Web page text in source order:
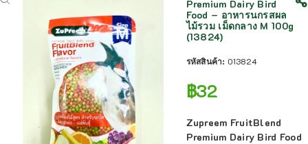
Premium Dairy Bird
Food – อาหารนกรสผล
ไม้รวม เม็ดกลาง M 100g
(13824)
รหัสสินค้า: 013824
฿32
Zupreem FruitBlend
Premium Dairy Bird Food